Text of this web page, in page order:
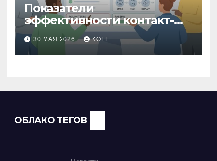
Показатели
эффективности контакт-
центра: как измерить
работу операторов и
команды
30 МАЯ 2026 KOLL
ОБЛАКО ТЕГОВ